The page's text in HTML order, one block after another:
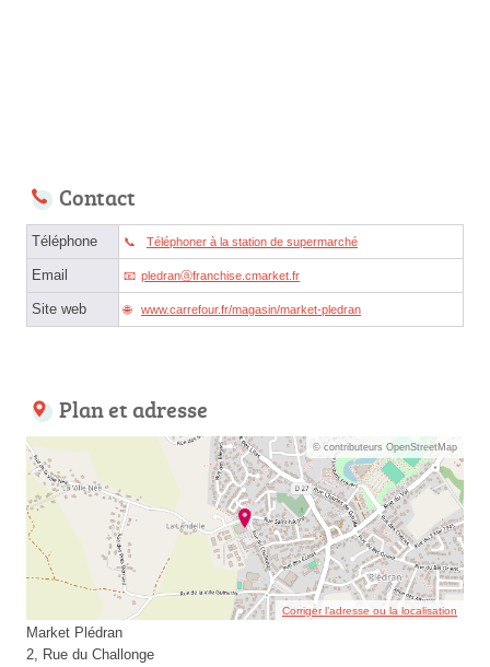
Contact
Téléphone Téléphoner à la station de supermarché
Email pledranⓐfranchise.cmarket.fr
Site web www.carrefour.fr/magasin/market-pledran
Plan et adresse
© contributeurs OpenStreetMap
Corriger l’adresse ou la localisation
Market Plédran
2, Rue du Challonge